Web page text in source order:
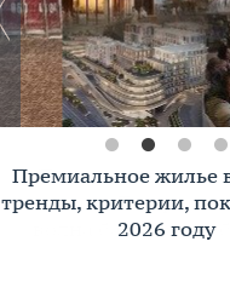
Премиальное жилье
тренды, критерии,
2026 году